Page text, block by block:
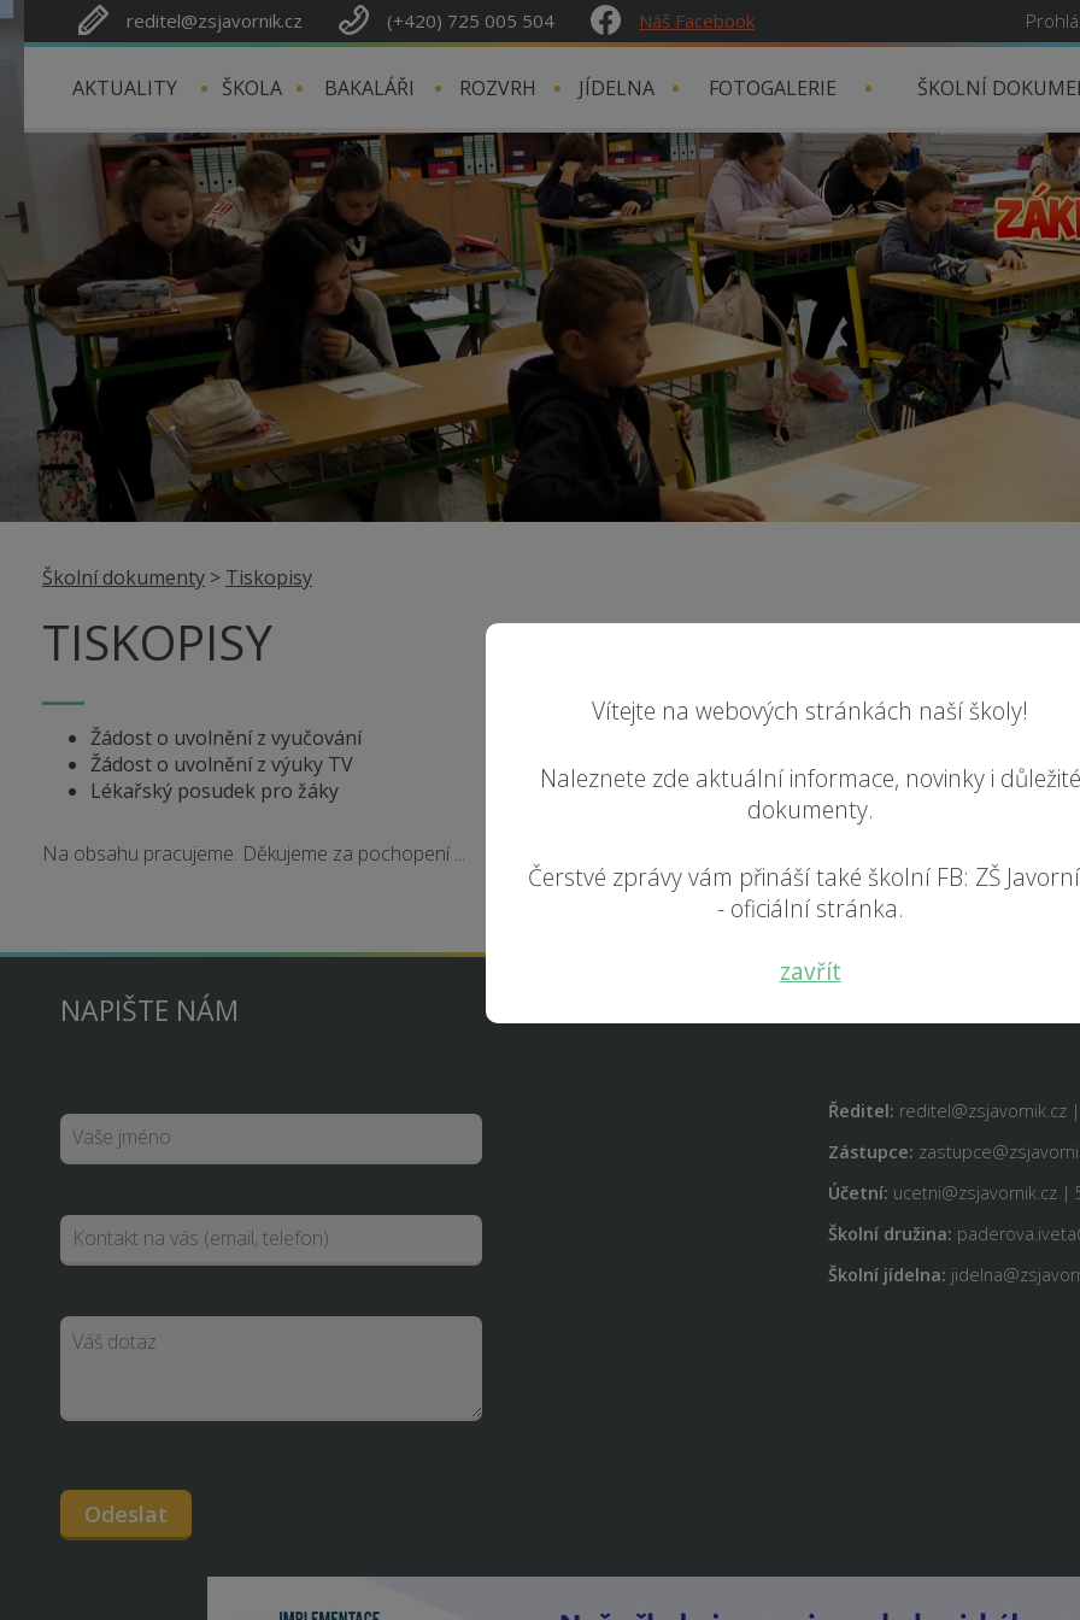
Vítejte na webových stránkách naší školy!
Naleznete zde aktuální informace, novinky i důležité
dokumenty.
Čerstvé zprávy vám přináší také školní FB: ZŠ
- oficiální stránka.
zavřít
reditel@zsjavornik.cz (+420) 725 005 504 Náš Facebook
AKTUALITY ŠKOLA BAKALÁŘI ROZVRH JÍDELNA FOTOGALERIE ŠKOLNÍ
Školní dokumenty > Tiskopisy
TISKOPISY
Žádost o uvolnění z vyučování
Žádost o uvolnění z výuky TV
Lékařský posudek pro žáky
Na obsahu pracujeme. Děkujeme za pochopení ...
NAPIŠTE NÁM
Odeslat
Ředitel: reditel@zsjavornik.cz
Zástupce:
Účetní: ucetni@zsjavornik.cz |
Školní družina:
Školní jídelna: